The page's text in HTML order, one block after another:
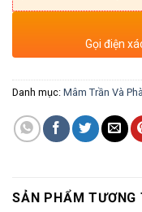
Gọi điện
Danh mục: Mâm Trần Và
SẢN PHẨM TƯƠNG